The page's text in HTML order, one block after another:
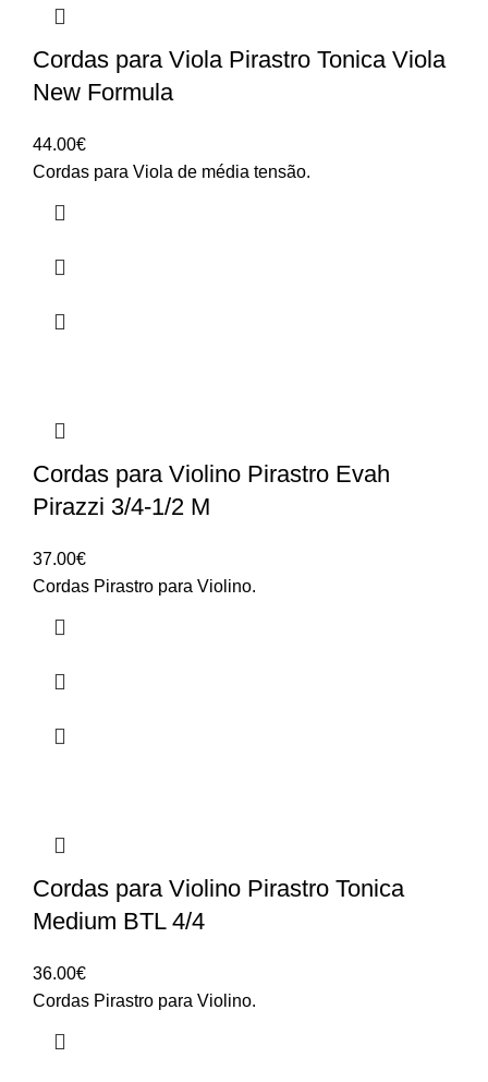
Cordas para Viola Pirastro Tonica Viola
New Formula
44.00€
Cordas para Viola de média tensão.
Cordas para Violino Pirastro Evah
Pirazzi 3/4-1/2 M
37.00€
Cordas Pirastro para Violino.
Cordas para Violino Pirastro Tonica
Medium BTL 4/4
36.00€
Cordas Pirastro para Violino.